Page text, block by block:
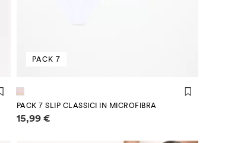
PACK 7
PACK 7 SLIP CLASSICI IN MICROFIBRA
Informazioni sui prezzi
15,99 €